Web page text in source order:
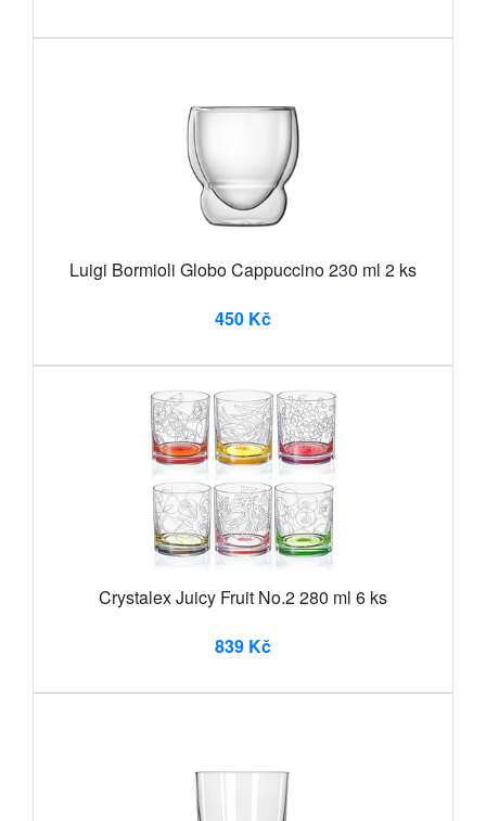
Luigi Bormioli Globo Cappuccino 230 ml 2 ks
450 Kč
Crystalex Juicy Fruit No.2 280 ml 6 ks
839 Kč